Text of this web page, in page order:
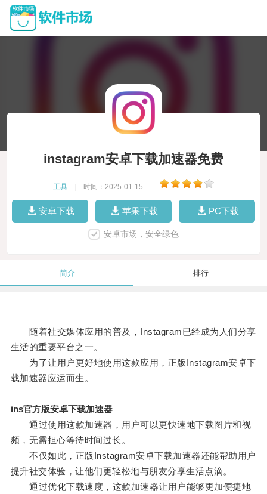
instagram安卓下载加速器免费
工具 时间：2025-01-15
安卓下载 苹果下载 PC下载
安卓市场，安全绿色
简介 排行
随着社交媒体应用的普及，Instagram已经成为人们分享
生活的重要平台之一。
为了让用户更好地使用这款应用，正版Instagram安卓下
载加速器应运而生。
ins官方版安卓下载加速器
通过使用这款加速器，用户可以更快速地下载图片和视
频，无需担心等待时间过长。
不仅如此，正版Instagram安卓下载加速器还能帮助用户
提升社交体验，让他们更轻松地与朋友分享生活点滴。
通过优化下载速度，这款加速器让用户能够更加便捷地